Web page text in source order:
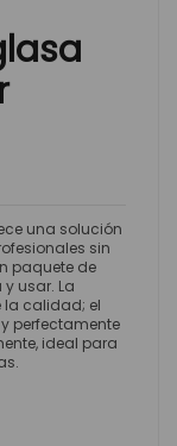
una solución
sin
paquete de
usar. La
calidad; el
perfectamente
ideal para